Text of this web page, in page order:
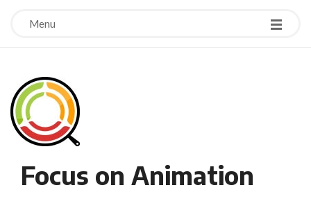
Menu
Focus on Animation